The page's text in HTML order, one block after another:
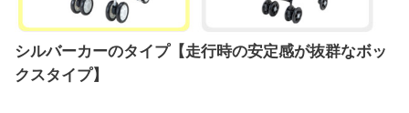
シルバーカーのタイプ【走行時の安定感が抜群なボッ
クスタイプ】